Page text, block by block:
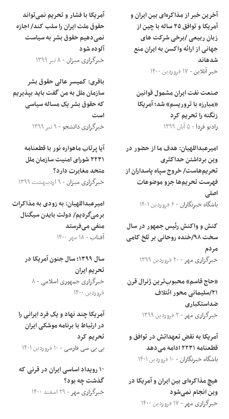
آخرین خبر از مذاکره‌ای بین ایران و
آمریکا و توافق ۲۵ ساله با چین از
زبان ربیعی /برخی شرکت های
جهانی از ارائه واکسن به ایران منع
شدهاند
خبر آنلاین- ۱۷ فروردین ۱۴۰۰
صنعت نفت ایران مشمول قوانین
«مبارزه با تروریسم» شد؛ آمریکا
زنگنه را تحریم کرد
رادیو فردا - ۵ آبان ۱۳۹۹
امیرعبداللهیان: هدف ما از حضور در
وین برداشتن حداکثری
تحریم‌هاست/ خروج سپاه پاسداران از
فهرست تحریم‌ها جزو موضوعات
اصلی
باشگاه خبرنگاران- ۶ فروردین ۱۴۰۱
کنش و واکنش رئیس جمهور در سال
سخت ۹۸/خنده روحانی بر تلخ کامی
مردم
خبرگزاری مهر- ۲۰ فروردین ۱۳۹۹
«حاج قاسم» محبوب‌ترین ژنرال قرن
۲۱/سلیمانی محور ائتلاف
ضداستکباری
خبرگزاری مهر- ۲ فروردین ۱۳۹۹
آمریکا به نقض تعهداتش در توافق و
قطعنامه ۲۲۳۱ ادامه می‌دهد
باشگاه خبرنگاران- ۱۰ فروردین ۱۴۰۱
هیچ مذاکره‌ای بین ایران و آمریکا در
وین انجام نمی‌شود
خبرگزاری مهر- ۱۷ فروردین ۱۴۰۰
آمریکا با فشار و تحریم نمی‌تواند
حقوق ملت ایران را سلب کند/ اجازه
نمی‌دهیم حقوق بشر به سیاست
آلوده شود
خبرگزاری میزان- ۸ تیر ۱۳۹۹
باقری: کمیسر عالی حقوق بشر
سازمان ملل به من گفت باید بپذیریم
که حقوق بشر یک مساله سیاسی
است
خبرگزاری دانشجو- ۹ تیر ۱۳۹۹
آیا پرتاب ماهواره نور با قطعنامه
۲۲۳۱ شورای امنیت سازمان ملل
متحد مغایرت دارد؟
خبرگزاری میزان- ۹ اردیبهشت ۱۳۹۹
امیرعبداللهیان: به زودی به مذاکرات
برمی‌گردیم/ دولت بایدن سیگنال
منفی می‌فرستد
آفتاب- ۱۸ مهر ۱۴۰۰
سال ۱۳۹۹؛ سال جنون آمریکا در
تحریم ایران
خبرگزاری جمهوری اسلامی - ۸
فروردین ۱۴۰۰
آمریکا چند نهاد و یک فرد ایرانی را
در ارتباط با برنامه موشکی ایران
تحریم کرد
بی بی سی فارسی- ۱۰ فروردین ۱۴۰۱
۱۰ رویداد اساسی ایران در قرنی که
گذشت چه بود؟
خبرگزاری مهر- ۲۹ اسفند ۱۴۰۰